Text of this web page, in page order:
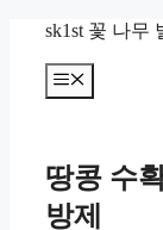
sk1st 꽃 나무
메
뉴
땅콩 수
방제